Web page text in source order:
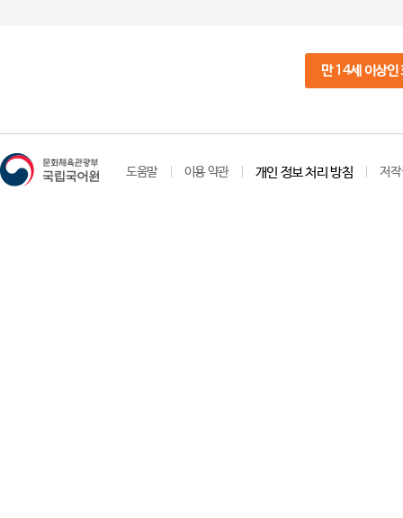
만 14세 이상인
도움말 이용 약관 개인 정보 처리 방침 저